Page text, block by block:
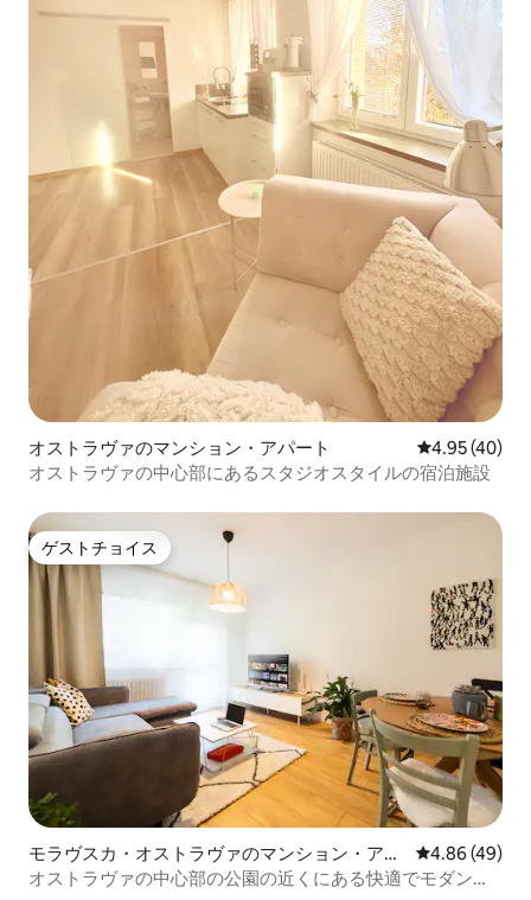
オストラヴァのマンション・アパート レビュー40
4.95 (40)
オストラヴァの中心部にあるスタジオスタイルの宿泊施設
ゲストチョイス
ゲストチョイス
モラヴスカ・オストラヴァのマンション・アパ
ート
レビュー49
4.86 (49)
オストラヴァの中心部の公園の近くにある快適でモダンな